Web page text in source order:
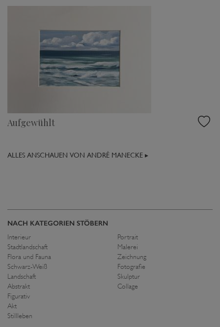
Aufgewühlt
ALLES ANSCHAUEN VON ANDRÉ MANECKE ▸
NACH KATEGORIEN STÖBERN
Interieur
Stadtlandschaft
Flora und Fauna
Schwarz-Weiß
Landschaft
Abstrakt
Figurativ
Akt
Stillleben
Portrait
Malerei
Zeichnung
Fotografie
Skulptur
Collage